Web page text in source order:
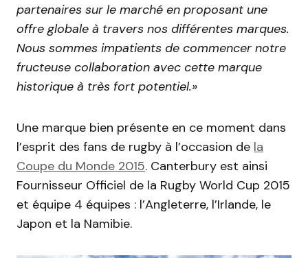
partenaires sur le marché en proposant une
offre globale à travers nos différentes marques.
Nous sommes impatients de commencer notre
fructeuse collaboration avec cette marque
historique à très fort potentiel.»
Une marque bien présente en ce moment dans
l’esprit des fans de rugby à l’occasion de la
Coupe du Monde 2015. Canterbury est ainsi
Fournisseur Officiel de la Rugby World Cup 2015
et équipe 4 équipes : l’Angleterre, l’Irlande, le
Japon et la Namibie.